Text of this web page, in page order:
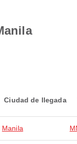
Ciudad de llegada
Manila